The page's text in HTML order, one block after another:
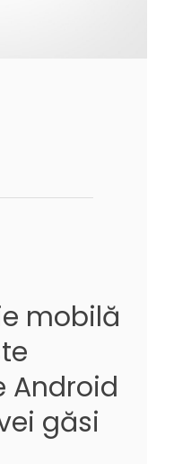
mobilă
Android
găsi